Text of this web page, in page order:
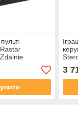
458 Italia
3